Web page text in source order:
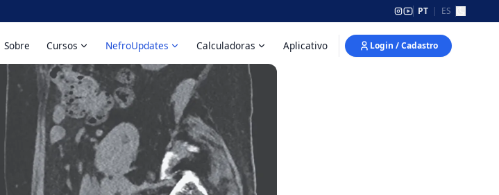
PT | ES
Sobre Cursos NefroUpdates Calculadoras Aplicativo Login / Cadastro